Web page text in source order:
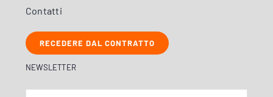
Contatti
RECEDERE DAL CONTRATTO
NEWSLETTER